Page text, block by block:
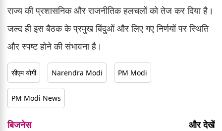
राज्य की प्रशासनिक और राजनीतिक हलचलों को तेज कर दिया है।
जल्द ही इस बैठक के प्रमुख बिंदुओं और लिए गए निर्णयों पर स्थिति
और स्पष्ट होने की संभावना है।
सीएम योगी Narendra Modi PM Modi
PM Modi News
बिजनेस और देखें